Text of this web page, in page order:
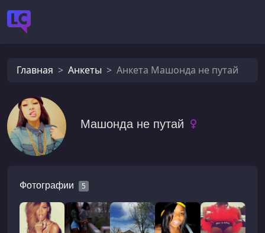
Главная Анкеты Анкета Машонда не путай
Машонда не путай
Фотографии 5